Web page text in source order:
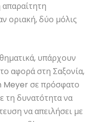
οριακή, δύο μόλις
υπάρχουν
αφορά στη Σαξονία,
Meyer σε πρόσφατο
τη δυνατότητα να
να απειλήσει με